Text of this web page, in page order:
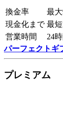
換金率
最
現金化まで 最
営業時間
24
パーフェクトギ
プレミアム